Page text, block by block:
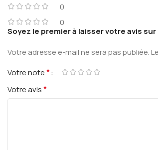
0
0
Soyez le premier à laisser votre avis
Votre adresse e-mail ne sera pas publiée.
Votre note*
Votre avis*